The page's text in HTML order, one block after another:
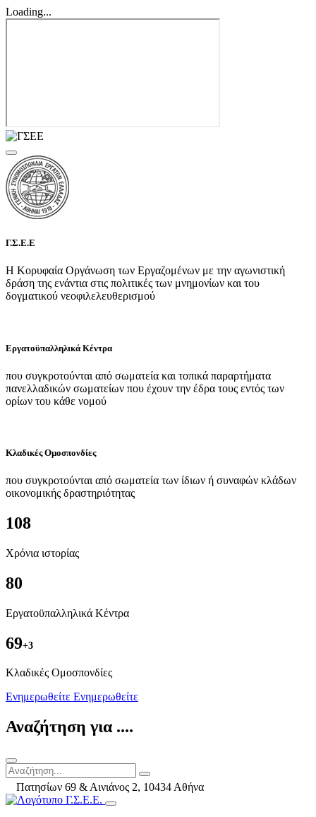
Loading...
Γ.Σ.Ε.Ε
Η Κορυφαία Οργάνωση των Εργαζομένων με την αγωνιστική
δράση της ενάντια στις πολιτικές των μνημονίων και του
δογματικού νεοφιλελευθερισμού
Εργατοϋπαλληλικά Κέντρα
που συγκροτούνται από σωματεία και τοπικά παραρτήματα
πανελλαδικών σωματείων που έχουν την έδρα τους εντός των
ορίων του κάθε νομού
Κλαδικές Ομοσπονδίες
που συγκροτούνται από σωματεία των ίδιων ή συναφών κλάδων
οικονομικής δραστηριότητας
108
Χρόνια ιστορίας
80
Εργατοϋπαλληλικά Κέντρα
69+3
Kλαδικές Ομοσπονδίες
Ενημερωθείτε Ενημερωθείτε
Αναζήτηση για ....
Πατησίων 69 & Αινιάνος 2, 10434 Αθήνα